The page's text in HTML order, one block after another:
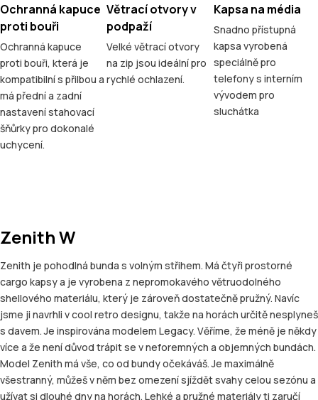
Ochranná kapuce
proti bouři
Ochranná kapuce
proti bouři, která je
kompatibilní s přilbou a
má přední a zadní
nastavení stahovací
šňůrky pro dokonalé
uchycení.
Větrací otvory v
podpaží
Velké větrací otvory
na zip jsou ideální pro
rychlé ochlazení.
Kapsa na média
Snadno přístupná
kapsa vyrobená
speciálně pro
telefony s interním
vývodem pro
sluchátka
Zenith W
Zenith je pohodlná bunda s volným střihem. Má čtyři prostorné
cargo kapsy a je vyrobena z nepromokavého větruodolného
shellového materiálu, který je zároveň dostatečně pružný. Navíc
jsme ji navrhli v cool retro designu, takže na horách určitě nesplyneš
s davem. Je inspirována modelem Legacy. Věříme, že méně je někdy
více a že není důvod trápit se v neforemných a objemných bundách.
Model Zenith má vše, co od bundy očekáváš. Je maximálně
všestranný, můžeš v něm bez omezení sjíždět svahy celou sezónu a
užívat si dlouhé dny na horách. Lehké a pružné materiály ti zaručí